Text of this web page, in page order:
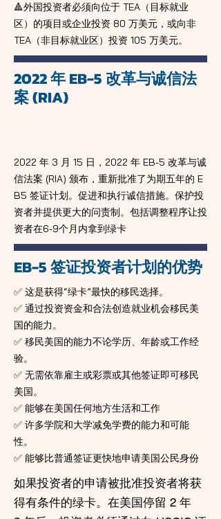
🔺外国投资者必须向位于 TEA（目标就业
区）的项目或企业投资 80 万美元，或向非
TEA（非目标就业区）投资 105 万美元。
2022 年 EB-5 改革与诚信法
案 (RIA)
2022 年 3 月 15 日，2022 年 EB-5 改革与诚
信法案 (RIA) 颁布，重新批准了为期五年的 E
B5 签证计划。促进和执行诚信措施。保护投
资者并提供更大的问责制。包括调整程序让投
资者在6-9个月内拿到绿卡
EB-5 签证投资者计划的优势
✅ 这是获得“绿卡”最快的移民选择。
✅ 通过投资资金和合法创造就业机会移民美
国的能力。
✅ 移民美国的能力不论学历、年龄或工作经
验。
✅ 无需依靠雇主或彩票或其他签证即可移民
美国。
✅ 能够在美国任何地方生活和工作
✅ 许多学院和大学减免学费的能力和可能
性。
✅ 能够比普通签证更快地申请美国公民身份
如果投资者的申请被批准投资者将获
得有条件的绿卡。在美国停留 2 年